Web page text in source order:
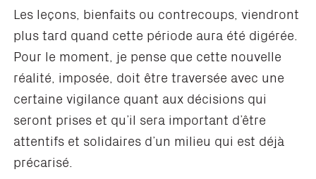
Les leçons, bienfaits ou contrecoups, viendront
plus tard quand cette période aura été digérée.
Pour le moment, je pense que cette nouvelle
réalité, imposée, doit être traversée avec une
certaine vigilance quant aux décisions qui
seront prises et qu’il sera important d’être
attentifs et solidaires d’un milieu qui est déjà
précarisé.